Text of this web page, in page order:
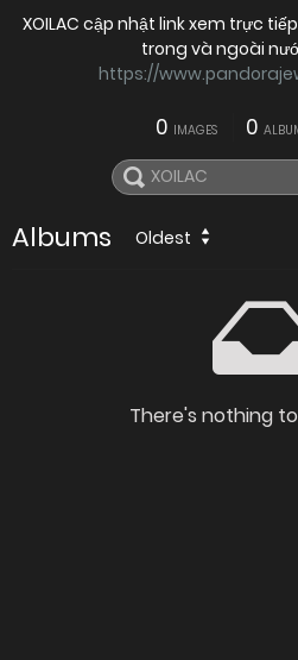
XOILAC cập nhật link xem trực
https://
0 IMAGES 0
Albums Oldest
There's nothing